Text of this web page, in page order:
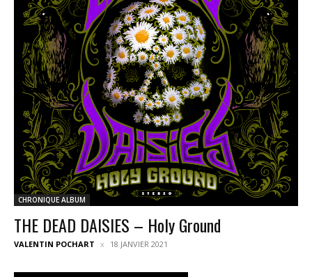
CHRONIQUE ALBUM
THE DEAD DAISIES – Holy Ground
VALENTIN POCHART 18 JANVIER 2021